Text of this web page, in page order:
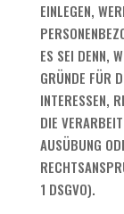
EINLEGEN,
ES SEI DENN,
GRÜNDE FÜR
INTERESSEN,
DIE
AUSÜBUNG
1 DSGVO).